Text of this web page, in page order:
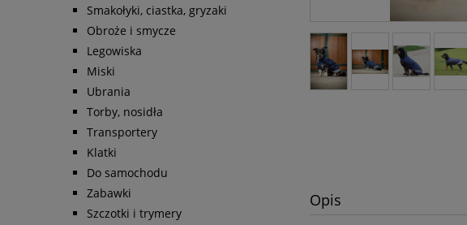
Smakołyki, ciastka, gryzaki
Obroże i smycze
Legowiska
Miski
Ubrania
Torby, nosidła
Transportery
Klatki
Do samochodu
Zabawki
Szczotki i trymery
Opis